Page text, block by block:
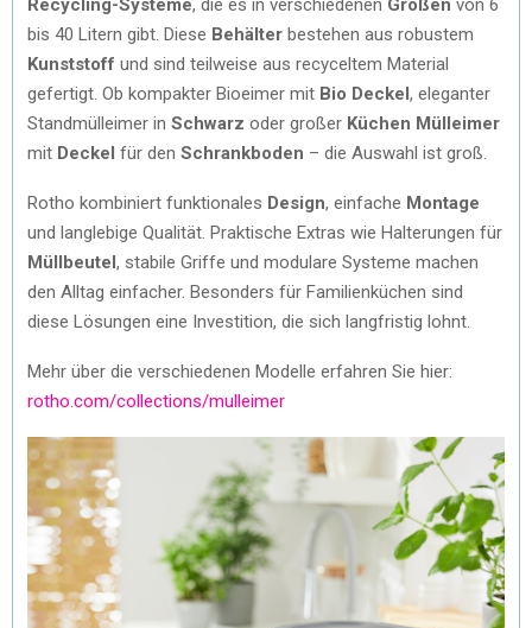
bis 40 Litern gibt. Diese Behälter bestehen aus robustem
Kunststoff und sind teilweise aus recyceltem Material
gefertigt. Ob kompakter Bioeimer mit Bio Deckel, eleganter
Standmülleimer in Schwarz oder großer Küchen Mülleimer
mit Deckel für den Schrankboden – die Auswahl ist groß.
Rotho kombiniert funktionales Design, einfache Montage
und langlebige Qualität. Praktische Extras wie Halterungen für
Müllbeutel, stabile Griffe und modulare Systeme machen
den Alltag einfacher. Besonders für Familienküchen sind
diese Lösungen eine Investition, die sich langfristig lohnt.
Mehr über die verschiedenen Modelle erfahren Sie hier:
rotho.com/collections/mulleimer